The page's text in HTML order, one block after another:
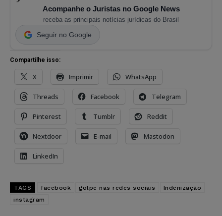
Acompanhe o Juristas no Google News
receba as principais notícias jurídicas do Brasil
Seguir no Google
Compartilhe isso:
X Imprimir WhatsApp
Threads Facebook Telegram
Pinterest Tumblr Reddit
Nextdoor E-mail Mastodon
LinkedIn
TAGS facebook golpe nas redes sociais
Indenização
instagram